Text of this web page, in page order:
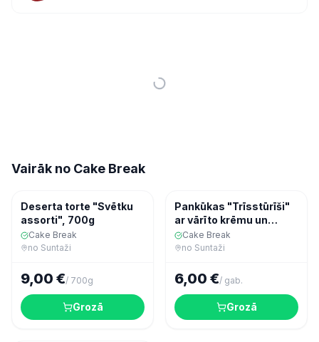
Vairāk no Cake Break
Konditorija
Deserta torte "Svētku
assorti", 700g
Cake Break
no Suntaži
9,00 €/ 700g
Grozā
Konditorija
Pankūkas "Trīsstūrīši"
ar vārīto krēmu un
banāniem (6 gab.)
Cake Break
no Suntaži
6,00 €/ gab.
Grozā